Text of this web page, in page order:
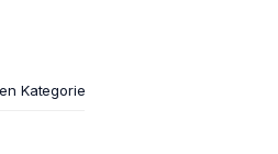
Kategorie